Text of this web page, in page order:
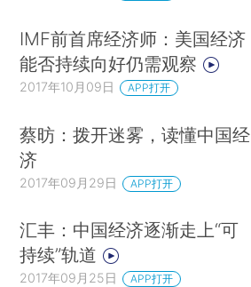
IMF前首席经济师：美国经济
能否持续向好仍需观察
2017年10月09日 APP打开
蔡昉：拨开迷雾，读懂中国经
济
2017年09月29日 APP打开
汇丰：中国经济逐渐走上“可
持续”轨道
2017年09月25日 APP打开